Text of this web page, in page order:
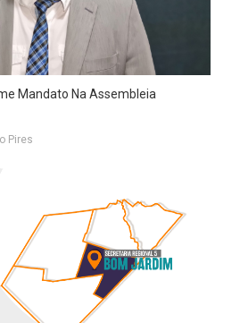
Mandato Na Assembleia
Pires